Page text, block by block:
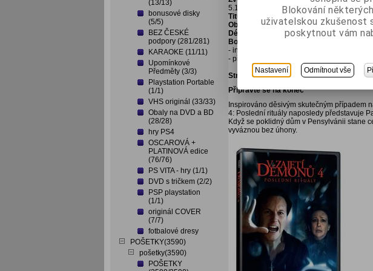
(13/13)
bonusové disky
(5/5)
BEZ ČESKÉ
podpory (281/281)
KARAOKE (11/11)
Upomínkové
Předměty (3/3)
Playstation Portable
(1/1)
VHS originál (33/33)
Obaly na DVD a BD
(28/28)
hry PS4
OSCAROVÁ +
PLATINOVÁ edice
(76/76)
PS VITA - hry (1/1)
DVD s tričkem (2/2)
PSP playstation
(1/1)
originál COVER
(7/7)
fotbalové dresy
POŠETKY(3590)
pošetky(3590)
POŠETKY
5.1 / španělsky (Kastilie) Dolby Digital 5.1
Titulky:
české, anglické pro neslyšící,
Obrazové formáty:16:9 LB / 2,39:1
Délka filmu:
130 minut
Bonusový materiál:
- interaktivní menu
- přímá volba scén
Stručný obsah:
Připravte se na konec
Inspirováno děsivým skutečným
4: Poslední rituály naposledy představuje
Když se poklidný dům v Pensylvánii stane
vyváznou bez úhony.
Blokování
uživatelskou zkušenost
poskytnout vám
Nastavení Odmítnout vše